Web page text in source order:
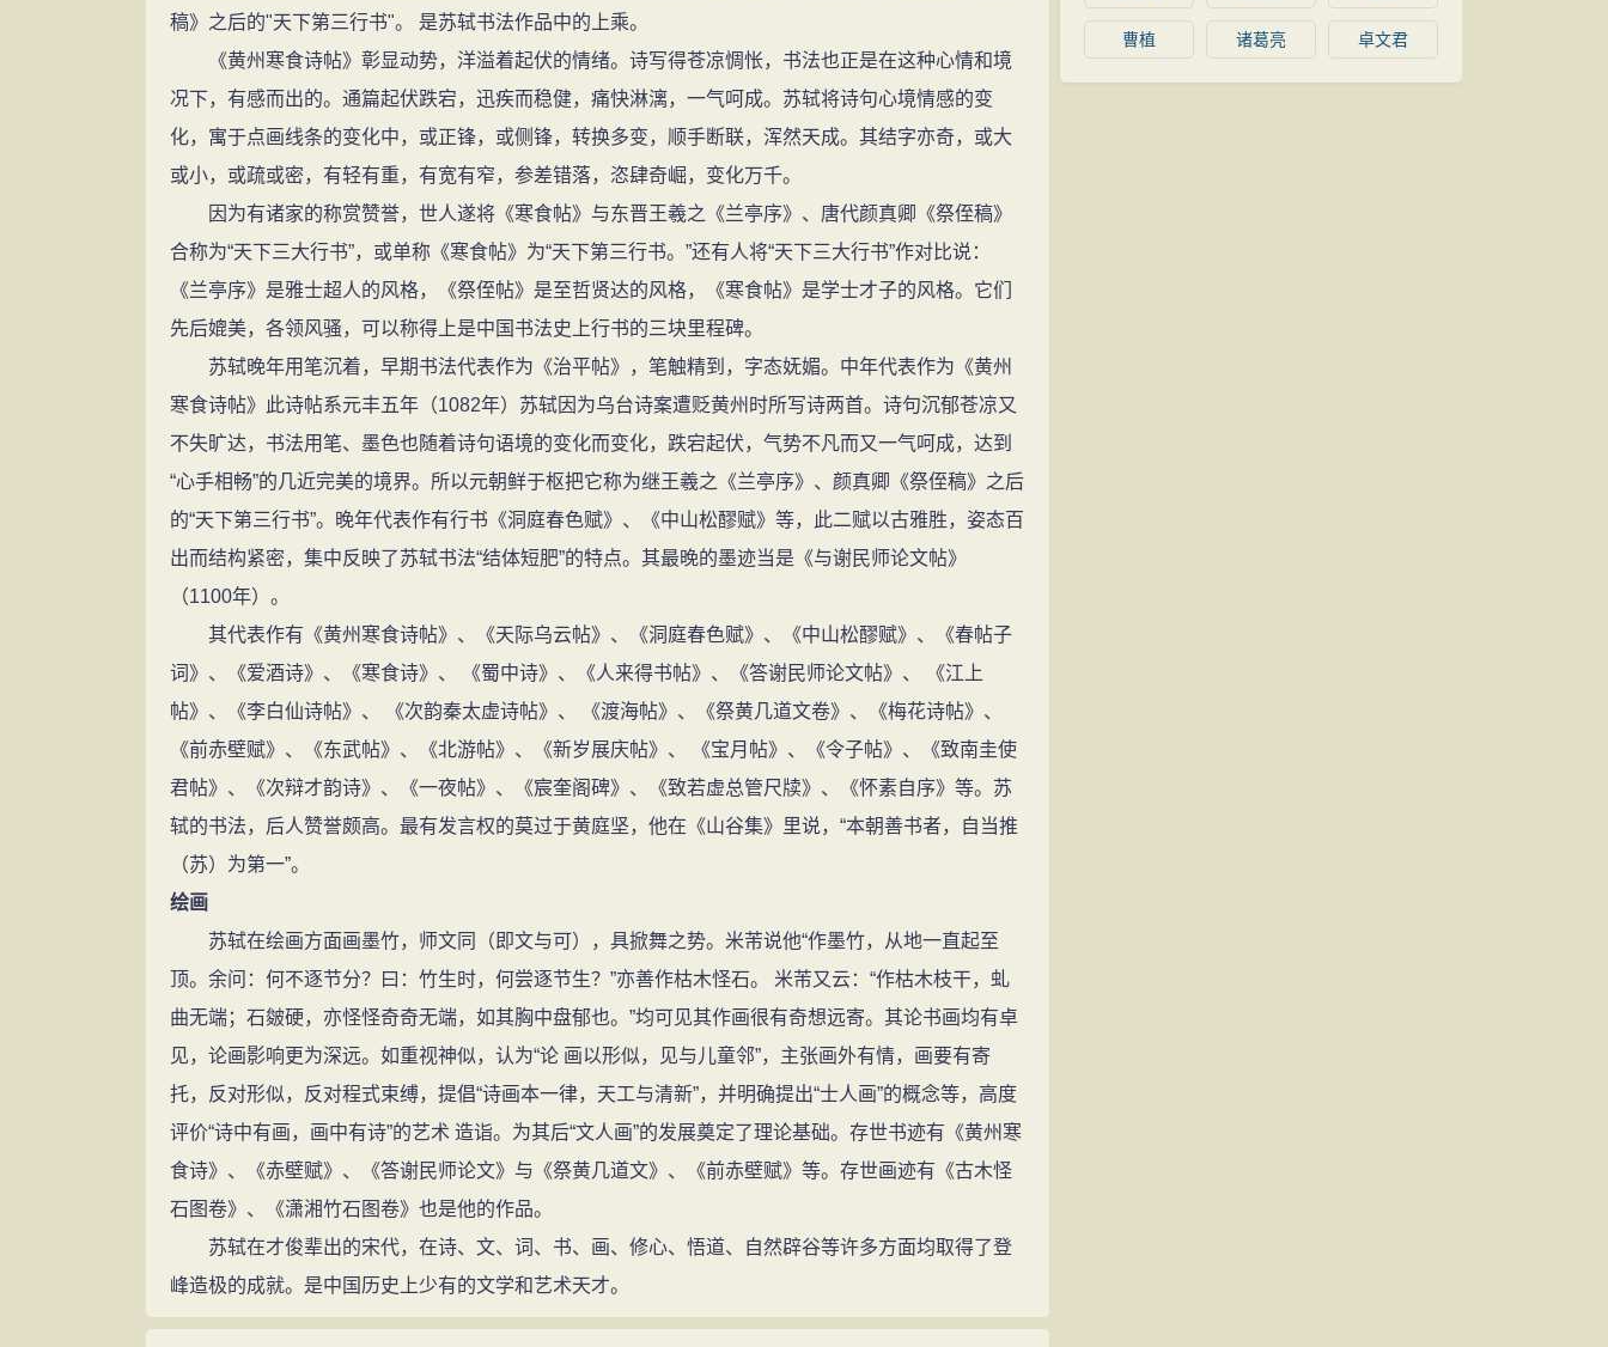
稿》之后的"天下第三行书"。 是苏轼书法作品中的上乘。
《黄州寒食诗帖》彰显动势，洋溢着起伏的情绪。诗写得苍凉惆怅，书法也正是在这种心情和境
况下，有感而出的。通篇起伏跌宕，迅疾而稳健，痛快淋漓，一气呵成。苏轼将诗句心境情感的变
化，寓于点画线条的变化中，或正锋，或侧锋，转换多变，顺手断联，浑然天成。其结字亦奇，或大
或小，或疏或密，有轻有重，有宽有窄，参差错落，恣肆奇崛，变化万千。
因为有诸家的称赏赞誉，世人遂将《寒食帖》与东晋王羲之《兰亭序》、唐代颜真卿《祭侄稿》
合称为“天下三大行书”，或单称《寒食帖》为“天下第三行书。”还有人将“天下三大行书”作对比说：
《兰亭序》是雅士超人的风格，《祭侄帖》是至哲贤达的风格，《寒食帖》是学士才子的风格。它们
先后媲美，各领风骚，可以称得上是中国书法史上行书的三块里程碑。
苏轼晚年用笔沉着，早期书法代表作为《治平帖》，笔触精到，字态妩媚。中年代表作为《黄州
寒食诗帖》此诗帖系元丰五年（1082年）苏轼因为乌台诗案遭贬黄州时所写诗两首。诗句沉郁苍凉又
不失旷达，书法用笔、墨色也随着诗句语境的变化而变化，跌宕起伏，气势不凡而又一气呵成，达到
“心手相畅”的几近完美的境界。所以元朝鲜于枢把它称为继王羲之《兰亭序》、颜真卿《祭侄稿》之后
的“天下第三行书”。晚年代表作有行书《洞庭春色赋》、《中山松醪赋》等，此二赋以古雅胜，姿态百
出而结构紧密，集中反映了苏轼书法“结体短肥”的特点。其最晚的墨迹当是《与谢民师论文帖》
（1100年）。
其代表作有《黄州寒食诗帖》、《天际乌云帖》、《洞庭春色赋》、《中山松醪赋》、《春帖子
词》、《爱酒诗》、《寒食诗》、 《蜀中诗》、《人来得书帖》、《答谢民师论文帖》、 《江上
帖》、《李白仙诗帖》、 《次韵秦太虚诗帖》、 《渡海帖》、《祭黄几道文卷》、《梅花诗帖》、
《前赤壁赋》、《东武帖》、《北游帖》、《新岁展庆帖》、 《宝月帖》、《令子帖》、《致南圭使
君帖》、《次辩才韵诗》、《一夜帖》、《宸奎阁碑》、《致若虚总管尺牍》、《怀素自序》等。苏
轼的书法，后人赞誉颇高。最有发言权的莫过于黄庭坚，他在《山谷集》里说，“本朝善书者，自当推
（苏）为第一”。
绘画
苏轼在绘画方面画墨竹，师文同（即文与可），具掀舞之势。米芾说他“作墨竹，从地一直起至
顶。余问：何不逐节分？曰：竹生时，何尝逐节生？”亦善作枯木怪石。 米芾又云：“作枯木枝干，虬
曲无端；石皴硬，亦怪怪奇奇无端，如其胸中盘郁也。”均可见其作画很有奇想远寄。其论书画均有卓
见，论画影响更为深远。如重视神似，认为“论 画以形似，见与儿童邻”，主张画外有情，画要有寄
托，反对形似，反对程式束缚，提倡“诗画本一律，天工与清新”，并明确提出“士人画”的概念等，高度
评价“诗中有画，画中有诗”的艺术 造诣。为其后“文人画”的发展奠定了理论基础。存世书迹有《黄州寒
食诗》、《赤壁赋》、《答谢民师论文》与《祭黄几道文》、《前赤壁赋》等。存世画迹有《古木怪
石图卷》、《潇湘竹石图卷》也是他的作品。
苏轼在才俊辈出的宋代，在诗、文、词、书、画、修心、悟道、自然辟谷等许多方面均取得了登
峰造极的成就。是中国历史上少有的文学和艺术天才。
曹植 诸葛亮 卓文君